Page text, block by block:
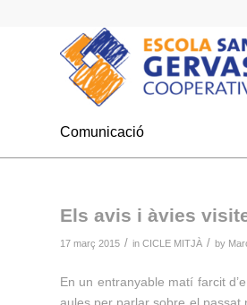
Comunicació
Els avis i àvies
17 març 2015 / in CICLE MITJÀ / by
En un entranyable matí farcit